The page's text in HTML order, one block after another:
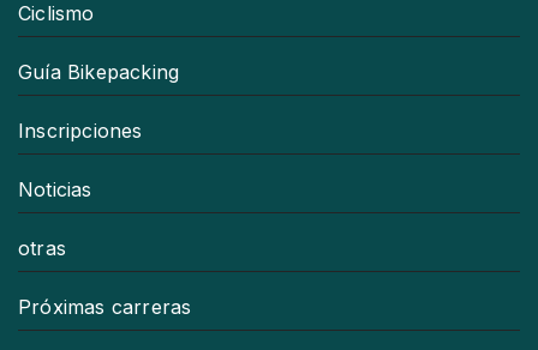
Ciclismo
Guía Bikepacking
Inscripciones
Noticias
otras
Próximas carreras